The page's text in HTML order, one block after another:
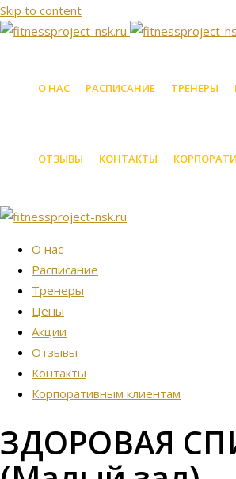
Skip to content
О НАС РАСПИСАНИЕ ТРЕНЕРЫ
ОТЗЫВЫ КОНТАКТЫ
О нас
Расписание
Тренеры
Цены
Акции
Отзывы
Контакты
Корпоративным клиентам
ЗДОРОВАЯ